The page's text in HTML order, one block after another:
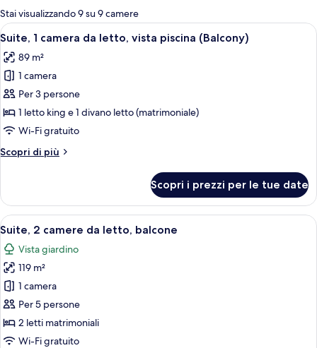
per
le
camere
Stai visualizzando 9 su 9 camere
Apri
tutte
le
foto
per
Suite,
1
da
piscina
(Balcony)
Una camera d'albergo moderna
8
Suite, 1 camera da letto, vista piscina (Balcony)
89 m²
1 camera
Per 3 persone
1 letto king e 1 divano letto (matrimoniale)
Wi-Fi gratuito
Scopri di più
Altri
1
camera
da
letto,
vista
piscina
(Balcony)
Scopri i prezzi per le tue date
Apri
tutte
le
foto
per
Suite,
2
camere
Un balcone con un tavolo rotondo e
9
Suite, 2 camere da letto, balcone
Vista giardino
119 m²
1 camera
Per 5 persone
2 letti matrimoniali
Wi-Fi gratuito